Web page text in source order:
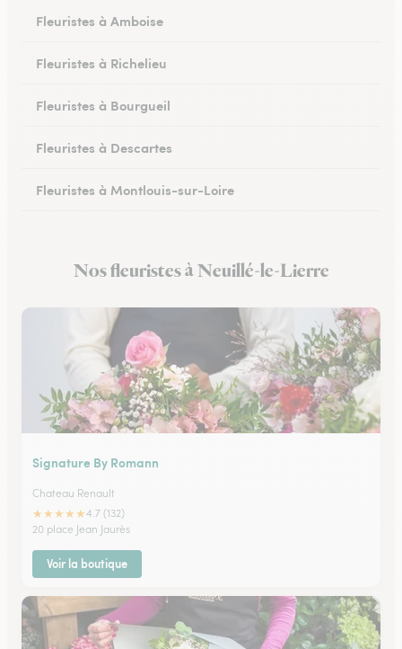
Fleuristes à Amboise
Fleuristes à Richelieu
Fleuristes à Bourgueil
Fleuristes à Descartes
Fleuristes à Montlouis-sur-Loire
Fleuristes à Chambray-lès-Tours
Nos fleuristes à Neuillé-le-Lierre
Signature By Romann
Chateau Renault
★★★★★4.7 (132)
20 place Jean Jaurès
Voir la boutique